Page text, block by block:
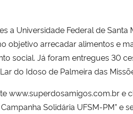
a Universidade Federal de
objetivo arrecadar alimentos e
social. Já foram entregues 30
do Idoso de Palmeira das
www.superdosamigos.com.br e
Solidária UFSM-PM”